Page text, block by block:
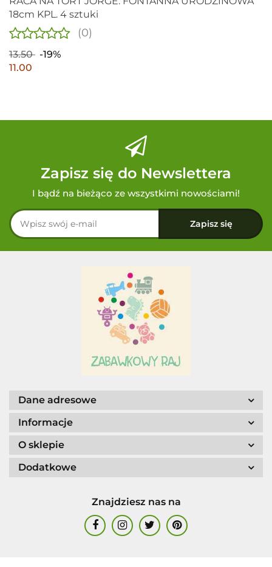
18cm KPL. 4 sztuki
(0)
13.50
-19%
11.00
Zapisz się do Newslettera
I bądź na bieżąco ze wszystkimi nowościami!
Dane adresowe
Informacje
O sklepie
Dodatkowe
Znajdziesz nas na